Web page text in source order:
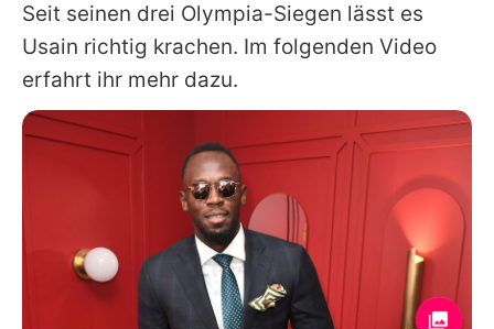
Seit seinen drei Olympia-Siegen lässt es
Usain richtig krachen. Im folgenden Video
erfahrt ihr mehr dazu.